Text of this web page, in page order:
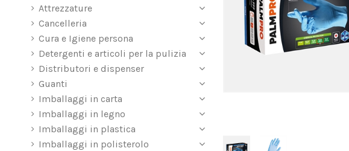
Attrezzature
Cancelleria
Cura e Igiene persona
Detergenti e articoli per la pulizia
Distributori e dispenser
Guanti
Imballaggi in carta
Imballaggi in legno
Imballaggi in plastica
Imballaggi in polisterolo